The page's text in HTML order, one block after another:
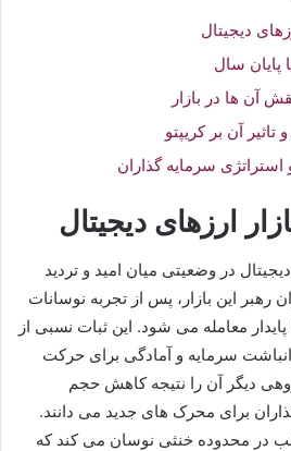
دیجیتال
پایان سال
آن ها در بازار
آن بر کریپتو
استراتژی سرمایه گذاران
ارزهای دیجیتال
در وضعیتی میان امید و تردید
رهبر این بازار، پس از تجربه نوسانات
معامله می شود. این ثبات نسبی از
انباشت سرمایه و آمادگی برای حرکت
دیگر آن را نتیجه کاهش حجم
برای محرک های جدید می دانند.
در محدوده خنثی نوسان می کند که